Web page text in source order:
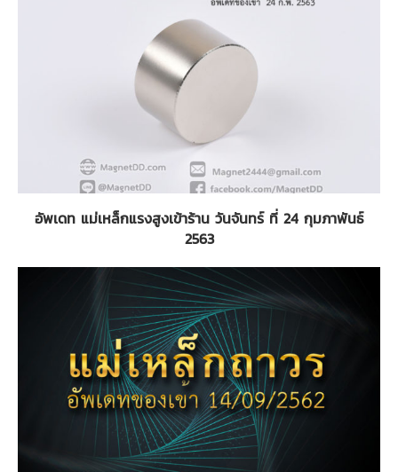
อัพเดท แม่เหล็กแรงสูงเข้าร้าน วันจันทร์ ที่ 24 กุมภาพันธ์
2563